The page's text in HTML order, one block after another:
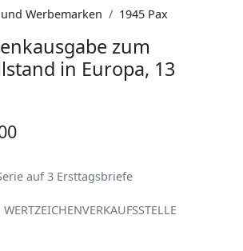
Werbemarken 1945 Pax
zum
in Europa, 13
auf 3 Ersttagsbriefe